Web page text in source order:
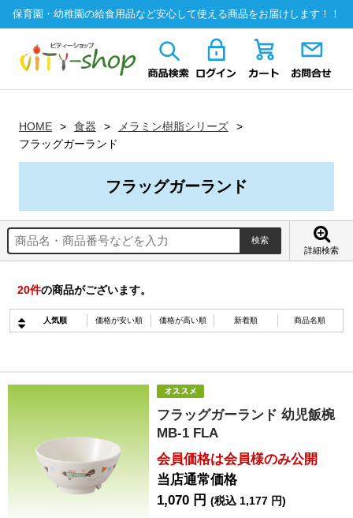
保育園・幼稚園の給食用品など安心して使える商品をお届けします！！
HOME 食器
メラミン樹脂シリーズ
フラッグガーランド
フラッグガーランド
詳細検索
20件の商品がございます。
人気順 価格が安い順 価格が高い順 新着順 商品名順
フラッグガーランド 幼児飯椀
MB-1 FLA
会員価格は会員様のみ公開
当店通常価格
1,070 円(税込 1,177 円)